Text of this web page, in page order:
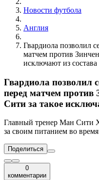
Новости футбола
Англия
Гвардиола позволил
матчем против
исключают из состава
Гвардиола позволил
перед матчем
Сити за такое
Главный тренер Ман Сити
за своим питанием во
Поделиться
0
комментарии